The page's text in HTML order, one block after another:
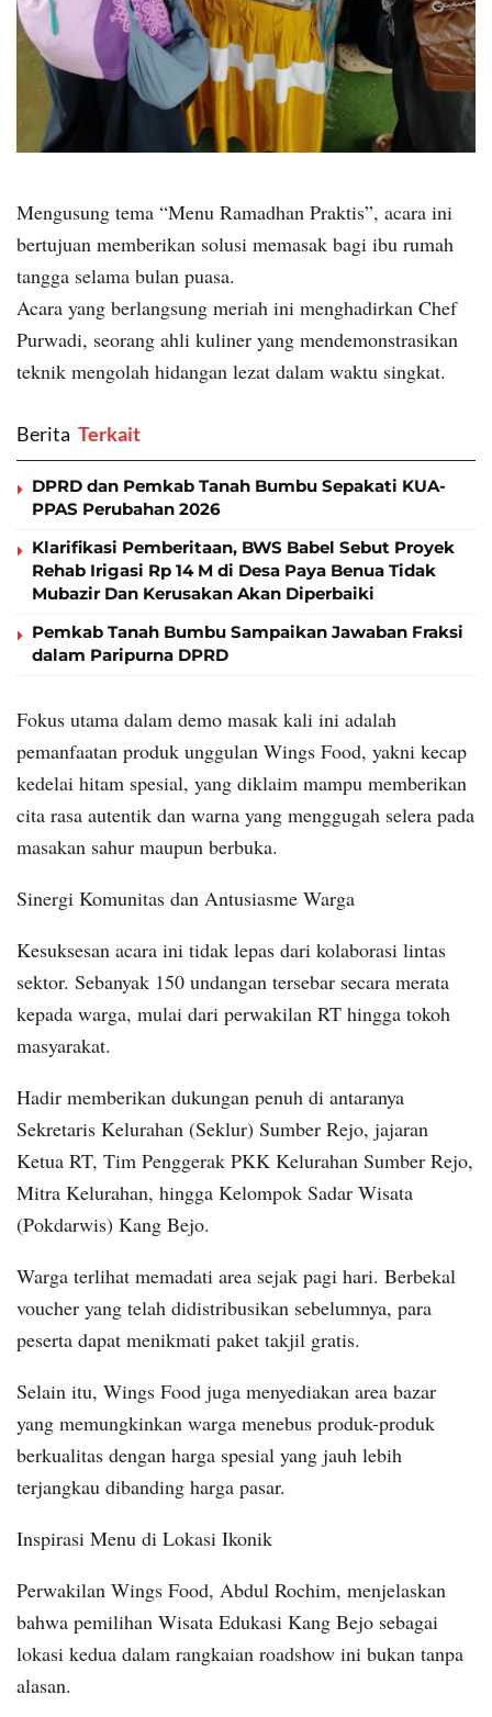
Mengusung tema “Menu Ramadhan Praktis”, acara ini
bertujuan memberikan solusi memasak bagi ibu rumah
tangga selama bulan puasa.
Acara yang berlangsung meriah ini menghadirkan Chef
Purwadi, seorang ahli kuliner yang mendemonstrasikan
teknik mengolah hidangan lezat dalam waktu singkat.
Berita ‎ Terkait
DPRD dan Pemkab Tanah Bumbu Sepakati KUA-
PPAS Perubahan 2026
Klarifikasi Pemberitaan, BWS Babel Sebut Proyek
Rehab Irigasi Rp 14 M di Desa Paya Benua Tidak
Mubazir Dan Kerusakan Akan Diperbaiki
Pemkab Tanah Bumbu Sampaikan Jawaban Fraksi
dalam Paripurna DPRD
Fokus utama dalam demo masak kali ini adalah
pemanfaatan produk unggulan Wings Food, yakni kecap
kedelai hitam spesial, yang diklaim mampu memberikan
cita rasa autentik dan warna yang menggugah selera pada
masakan sahur maupun berbuka.
Sinergi Komunitas dan Antusiasme Warga
Kesuksesan acara ini tidak lepas dari kolaborasi lintas
sektor. Sebanyak 150 undangan tersebar secara merata
kepada warga, mulai dari perwakilan RT hingga tokoh
masyarakat.
Hadir memberikan dukungan penuh di antaranya
Sekretaris Kelurahan (Seklur) Sumber Rejo, jajaran
Ketua RT, Tim Penggerak PKK Kelurahan Sumber Rejo,
Mitra Kelurahan, hingga Kelompok Sadar Wisata
(Pokdarwis) Kang Bejo.
Warga terlihat memadati area sejak pagi hari. Berbekal
voucher yang telah didistribusikan sebelumnya, para
peserta dapat menikmati paket takjil gratis.
Selain itu, Wings Food juga menyediakan area bazar
yang memungkinkan warga menebus produk-produk
berkualitas dengan harga spesial yang jauh lebih
terjangkau dibanding harga pasar.
Inspirasi Menu di Lokasi Ikonik
Perwakilan Wings Food, Abdul Rochim, menjelaskan
bahwa pemilihan Wisata Edukasi Kang Bejo sebagai
lokasi kedua dalam rangkaian roadshow ini bukan tanpa
alasan.